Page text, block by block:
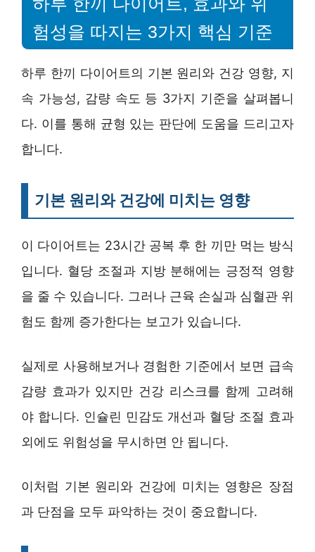
험성을 따지는 3가지 핵심 기준
하루 한끼 다이어트의 기본 원리와 건강 영향, 지
속 가능성, 감량 속도 등 3가지 기준을 살펴봅니
다. 이를 통해 균형 있는 판단에 도움을 드리고자
합니다.
기본 원리와 건강에 미치는 영향
이 다이어트는 23시간 공복 후 한 끼만 먹는 방식
입니다. 혈당 조절과 지방 분해에는 긍정적 영향
을 줄 수 있습니다. 그러나 근육 손실과 심혈관 위
험도 함께 증가한다는 보고가 있습니다.
실제로 사용해보거나 경험한 기준에서 보면 급속
감량 효과가 있지만 건강 리스크를 함께 고려해
야 합니다. 인슐린 민감도 개선과 혈당 조절 효과
외에도 위험성을 무시하면 안 됩니다.
이처럼 기본 원리와 건강에 미치는 영향은 장점
과 단점을 모두 파악하는 것이 중요합니다.